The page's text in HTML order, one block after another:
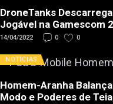
DroneTanks
Jogável na Gamescom
14/04/2022 0 0
NOTÍCIAS
Homem-Aranha
Modo e Poderes de Teia